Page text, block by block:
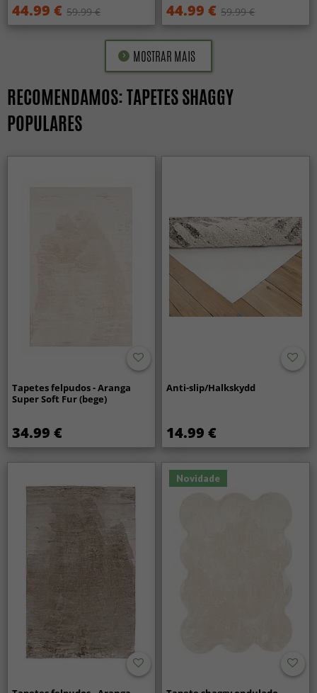
44.99 € 59.99 € 44.99 € 59.99 €
MOSTRAR MAIS
RECOMENDAMOS: TAPETES SHAGGY
POPULARES
Tapetes felpudos - Aranga
Super Soft Fur (bege)
34.99 €
Anti-slip/Halkskydd
14.99 €
Novidade